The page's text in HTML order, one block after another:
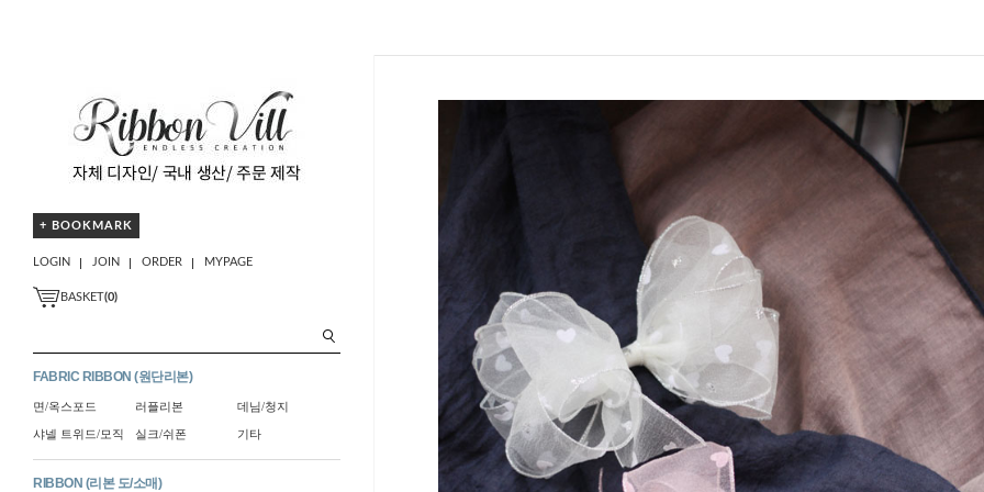
+ BOOKMARK
LOGIN JOIN ORDER MYPAGE
BASKET (0)
FABRIC RIBBON (원단리본)
면/옥스포드 러플리본 데님/청지
샤넬 트위드/모직 실크/쉬폰 기타
RIBBON (리본 도/소매)